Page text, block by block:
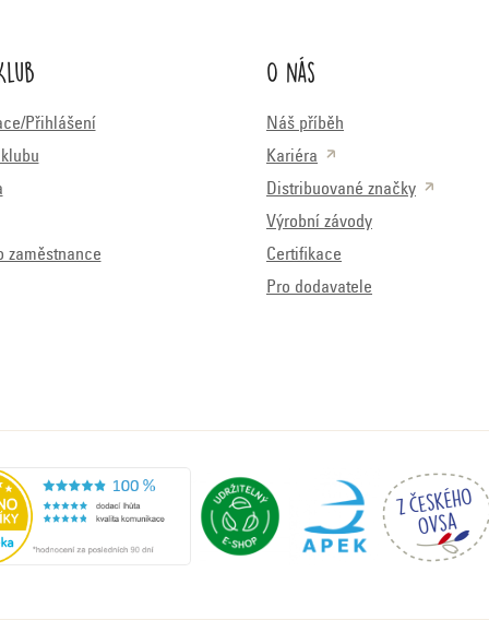
Přihlášení
zaměstnance
O nás
Náš příběh
Kariéra
Distribuované značky
Výrobní závody
Certifikace
Pro dodavatele